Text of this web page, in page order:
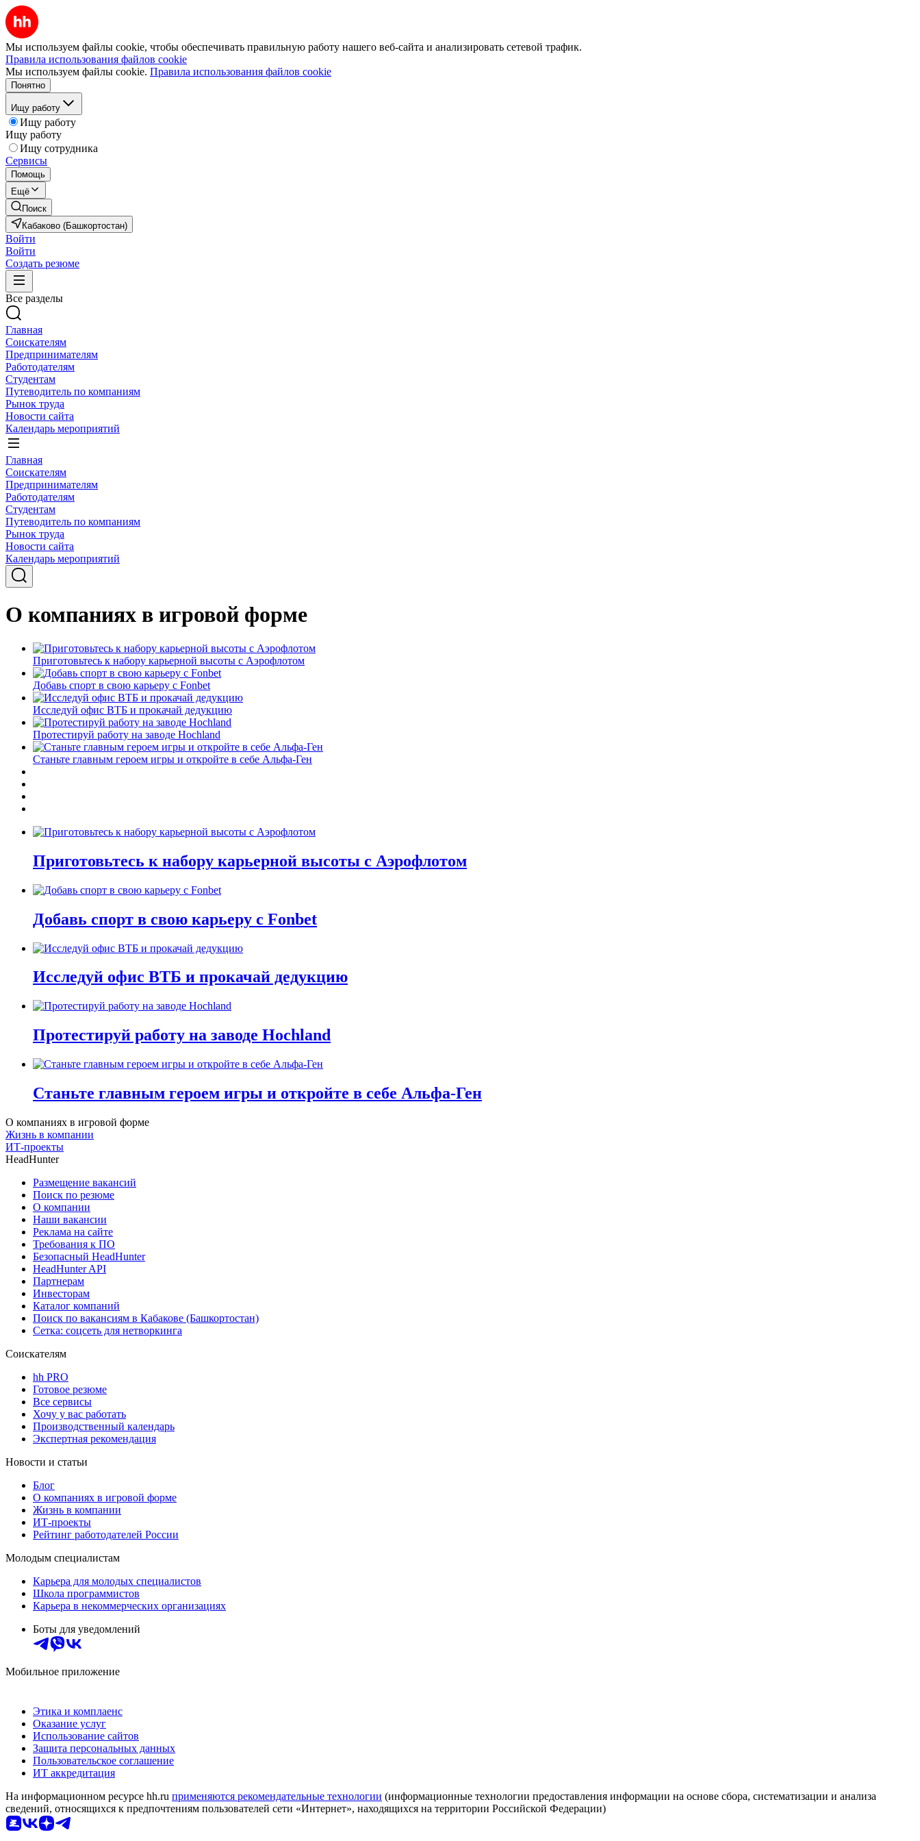
Мы используем файлы cookie, чтобы обеспечивать правильную работу нашего веб-сайта и анализировать сетевой трафик.
Правила использования файлов cookie
Мы используем файлы cookie. Правила использования файлов cookie
Понятно
Ищу работу
Ищу работу
Ищу работу
Ищу сотрудника
Сервисы
Помощь
Ещё
Поиск
Кабаково (Башкортостан)
Войти
Войти
Создать резюме
Все разделы
Главная
Соискателям
Предпринимателям
Работодателям
Студентам
Путеводитель по компаниям
Рынок труда
Новости сайта
Календарь мероприятий
Главная
Соискателям
Предпринимателям
Работодателям
Студентам
Путеводитель по компаниям
Рынок труда
Новости сайта
Календарь мероприятий
О компаниях в игровой форме
Приготовьтесь к набору карьерной высоты с Аэрофлотом
Добавь спорт в свою карьеру с Fonbet
Исследуй офис ВТБ и прокачай дедукцию
Протестируй работу на заводе Hochland
Станьте главным героем игры и откройте в себе Альфа-Ген
Приготовьтесь к набору карьерной высоты с Аэрофлотом
Добавь спорт в свою карьеру с Fonbet
Исследуй офис ВТБ и прокачай дедукцию
Протестируй работу на заводе Hochland
Станьте главным героем игры и откройте в себе Альфа-Ген
О компаниях в игровой форме
Жизнь в компании
ИТ-проекты
HeadHunter
Размещение вакансий
Поиск по резюме
О компании
Наши вакансии
Реклама на сайте
Требования к ПО
Безопасный HeadHunter
HeadHunter API
Партнерам
Инвесторам
Каталог компаний
Поиск по вакансиям в Кабакове (Башкортостан)
Сетка: соцсеть для нетворкинга
Соискателям
hh PRO
Готовое резюме
Все сервисы
Хочу у вас работать
Производственный календарь
Экспертная рекомендация
Новости и статьи
Блог
О компаниях в игровой форме
Жизнь в компании
ИТ-проекты
Рейтинг работодателей России
Молодым специалистам
Карьера для молодых специалистов
Школа программистов
Карьера в некоммерческих организациях
Боты для уведомлений
Мобильное приложение
Этика и комплаенс
Оказание услуг
Использование сайтов
Защита персональных данных
Пользовательское соглашение
ИТ аккредитация
На информационном ресурсе hh.ru применяются рекомендательные технологии (информационные технологии предоставления информации на основе сбора, систематизации и анализа
сведений, относящихся к предпочтениям пользователей сети «Интернет», находящихся на территории Российской Федерации)